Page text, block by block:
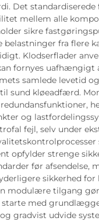
Det standardiserede
mellem alle
sikre
fra flere
Klodserflader
fornyes uafhængigt
samlede levetid
sund kløeadfærd.
og
fejl, selv under
opfylder strenge
før afsendelse,
sikkerhed for
modulære tilgang
starte med
gradvist udvide